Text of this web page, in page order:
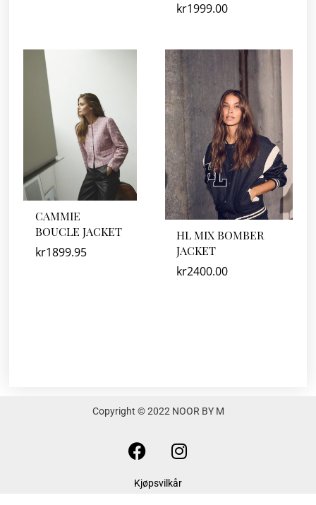
kr1999.00
CAMMIE
BOUCLE JACKET
kr1899.95
HL MIX BOMBER
JACKET
kr2400.00
Copyright © 2022 NOOR BY M
F
a
c
e
I
n
s
t
Kjøpsvilkår